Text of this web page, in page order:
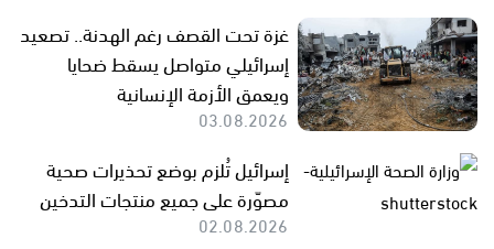
غزة تحت القصف رغم الهدنة.. تصعيد
إسرائيلي متواصل يسقط ضحايا
ويعمق الأزمة الإنسانية
03.08.2026
إسرائيل تُلزم بوضع تحذيرات صحية
مصوّرة على جميع منتجات التدخين
02.08.2026